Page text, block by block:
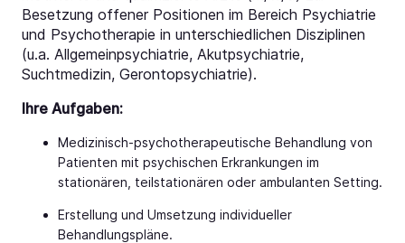
Besetzung offener Positionen im Bereich Psychiatrie
und Psychotherapie in unterschiedlichen Disziplinen
(u.a. Allgemeinpsychiatrie, Akutpsychiatrie,
Suchtmedizin, Gerontopsychiatrie).
Ihre Aufgaben:
Medizinisch-psychotherapeutische Behandlung von
Patienten mit psychischen Erkrankungen im
stationären, teilstationären oder ambulanten Setting.
Erstellung und Umsetzung individueller
Behandlungspläne.